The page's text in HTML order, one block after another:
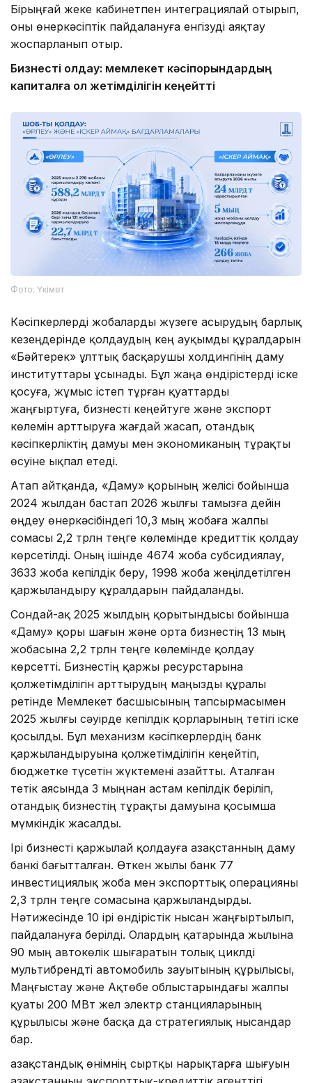
Бірыңғай жеке кабинетпен интеграциялай отырып,
оны өнеркәсіптік пайдалануға енгізуді аяқтау
жоспарланып отыр.
Бизнесті қолдау: мемлекет кәсіпорындардың
капиталға қол жетімділігін кеңейтті
Фото: Үкімет
Кәсіпкерлерді жобаларды жүзеге асырудың барлық
кезеңдерінде қолдаудың кең ауқымды құралдарын
«Бәйтерек» ұлттық басқарушы холдингінің даму
институттары ұсынады. Бұл жаңа өндірістерді іске
қосуға, жұмыс істеп тұрған қуаттарды
жаңғыртуға, бизнесті кеңейтуге және экспорт
көлемін арттыруға жағдай жасап, отандық
кәсіпкерліктің дамуы мен экономиканың тұрақты
өсуіне ықпал етеді.
Атап айтқанда, «Даму» қорының желісі бойынша
2024 жылдан бастап 2026 жылғы тамызға дейін
өңдеу өнеркәсібіндегі 10,3 мың жобаға жалпы
сомасы 2,2 трлн теңге көлемінде кредиттік қолдау
көрсетілді. Оның ішінде 4674 жоба субсидиялау,
3633 жоба кепілдік беру, 1998 жоба жеңілдетілген
қаржыландыру құралдарын пайдаланды.
Сондай-ақ 2025 жылдың қорытындысы бойынша
«Даму» қоры шағын және орта бизнестің 13 мың
жобасына 2,2 трлн теңге көлемінде қолдау
көрсетті. Бизнестің қаржы ресурстарына
қолжетімділігін арттырудың маңызды құралы
ретінде Мемлекет басшысының тапсырмасымен
2025 жылғы сәуірде кепілдік қорларының тетігі іске
қосылды. Бұл механизм кәсіпкерлердің банк
қаржыландыруына қолжетімділігін кеңейтіп,
бюджетке түсетін жүктемені азайтты. Аталған
тетік аясында 3 мыңнан астам кепілдік беріліп,
отандық бизнестің тұрақты дамуына қосымша
мүмкіндік жасалды.
Ірі бизнесті қаржылай қолдауға Қазақстанның даму
банкі бағытталған. Өткен жылы банк 77
инвестициялық жоба мен экспорттық операцияны
2,3 трлн теңге сомасына қаржыландырды.
Нәтижесінде 10 ірі өндірістік нысан жаңғыртылып,
пайдалануға берілді. Олардың қатарында жылына
90 мың автокөлік шығаратын толық циклді
мультибрендті автомобиль зауытының құрылысы,
Маңғыстау және Ақтөбе облыстарындағы жалпы
қуаты 200 МВт жел электр станцияларының
құрылысы және басқа да стратегиялық нысандар
бар.
Қазақстандық өнімнің сыртқы нарықтарға шығуын